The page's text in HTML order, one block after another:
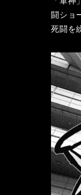
闘ショ
死闘を